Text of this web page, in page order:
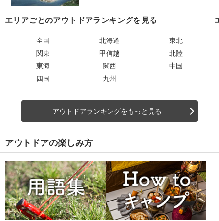
エリアごとのアウトドアランキングを見る
全国 北海道
東北
関東
甲信越
北陸
東海
関西
中国
四国
九州
アウトドアランキングをもっと見る
アウトドアの楽しみ方